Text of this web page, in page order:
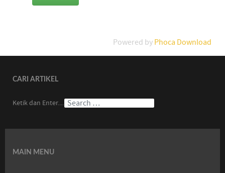
Powered by Phoca Download
CARI ARTIKEL
Ketik dan Enter....
MAIN MENU